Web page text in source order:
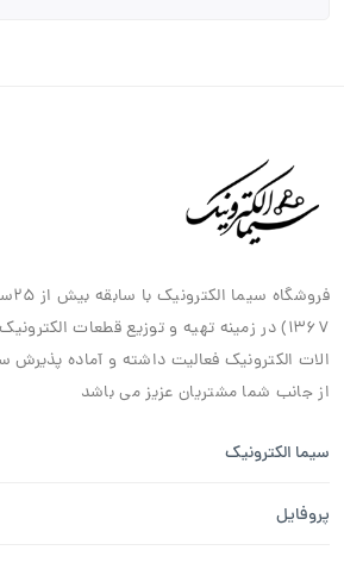
۱۳۶۷) در زمینه تهیه و توزیع قطعات
الات الکترونیک فعالیت داشته و آماده پذیرش
از جانب شما مشتریان عزیز می باشد
سیما الکترونیک
پروفایل